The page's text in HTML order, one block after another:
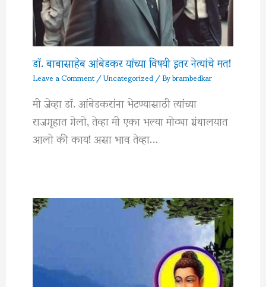
डॉ. बाबासाहेब आंबेडकर यांच्या विषयी इतर नेत्यांचे मत!
Leave a Comment/Uncategorized/ Bybrambedkar
मी जेव्हा डॉ. आंबेडकरांना भेटण्यासाठी त्यांच्या
राजगृहात गेलो, तेव्हा मी एका भल्या मोठ्या ग्रंथालयात
आलो की काय! असा भाव तेव्हा…